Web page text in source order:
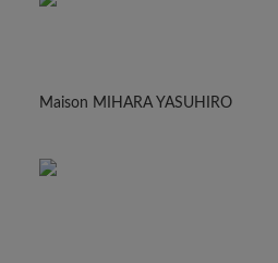
Maison MIHARA YASUHIRO